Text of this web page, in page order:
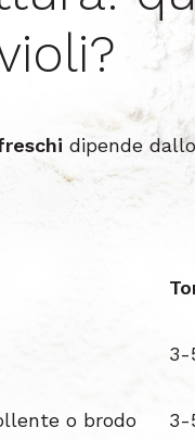
dipende
3-
o brodo 3-